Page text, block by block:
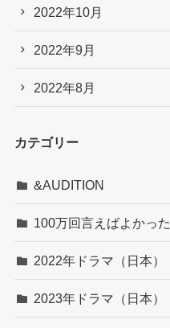
2022年10月
2022年9月
2022年8月
カテゴリー
&AUDITION
100万回言えばよかった
2022年ドラマ（日本）
2023年ドラマ（日本）